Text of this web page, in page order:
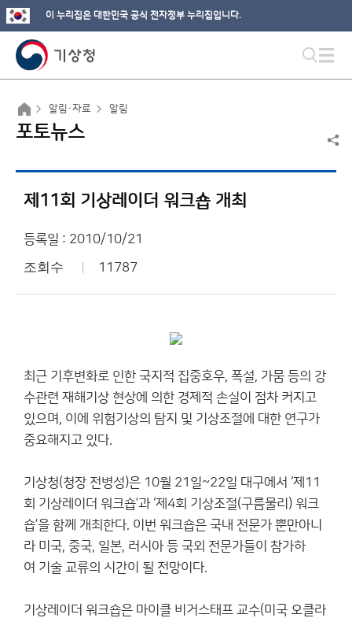
이 누리집은 대한민국 공식 전자정부 누리집입니다.
알림·자료 알림
포토뉴스
제11회 기상레이더 워크숍 개최
등록일 : 2010/10/21
조회수 11787
최근 기후변화로 인한 국지적 집중호우, 폭설, 가뭄 등의 강
수관련 재해기상 현상에 의한 경제적 손실이 점차 커지고
있으며, 이에 위험기상의 탐지 및 기상조절에 대한 연구가
중요해지고 있다.
기상청(청장 전병성)은 10월 21일~22일 대구에서 ‘제11
회 기상레이더 워크숍’과 ‘제4회 기상조절(구름물리) 워크
숍’을 함께 개최한다. 이번 워크숍은 국내 전문가 뿐만아니
라 미국, 중국, 일본, 러시아 등 국외 전문가들이 참가하
여 기술 교류의 시간이 될 전망이다.
기상레이더 워크숍은 마이클 비거스태프 교수(미국 오클라